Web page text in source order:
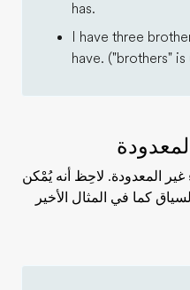
has.
I have three
have. ("brothers"
غير المعدودة. لاحِظ أنه يُمْكن
كما في المثال الأخير